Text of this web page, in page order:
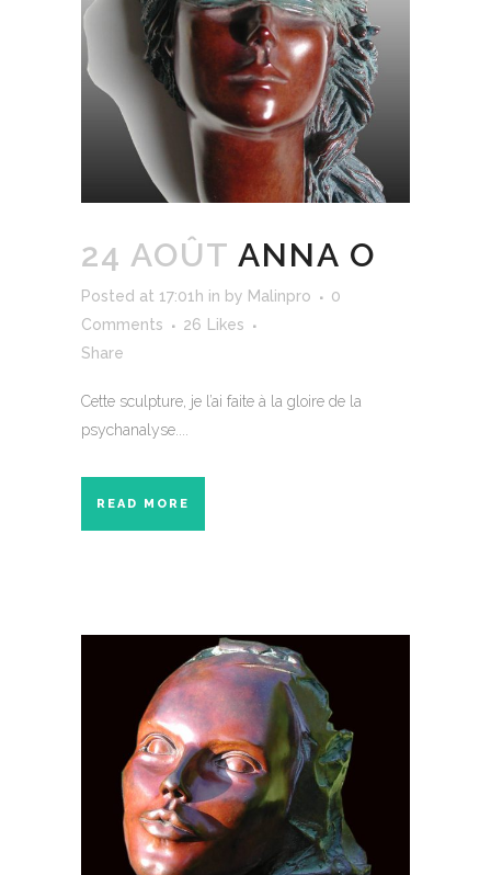
24 AOÛT ANNA O
Posted at 17:01h in by Malinpro
0
Comments
26
Likes
Share
Cette sculpture, je l’ai faite à la gloire de la
psychanalyse....
READ MORE